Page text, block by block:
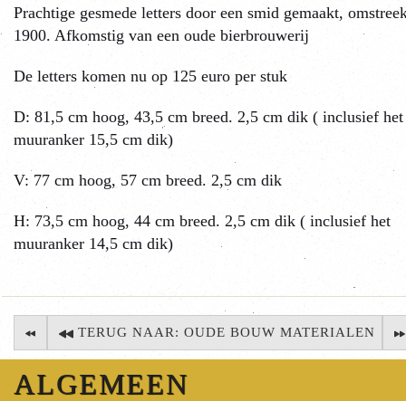
Prachtige gesmede letters door een smid gemaakt,
1900. Afkomstig van een oude bierbrouwerij
De letters komen nu op 125 euro per stuk
D: 81,5 cm hoog, 43,5 cm breed. 2,5 cm dik ( inclusief het
muuranker 15,5 cm dik)
V: 77 cm hoog, 57 cm breed. 2,5 cm dik
H: 73,5 cm hoog, 44 cm breed. 2,5 cm dik ( inclusief het
muuranker 14,5 cm dik)
TERUG NAAR: OUDE BOUW MATERIALEN
ALGEMEEN